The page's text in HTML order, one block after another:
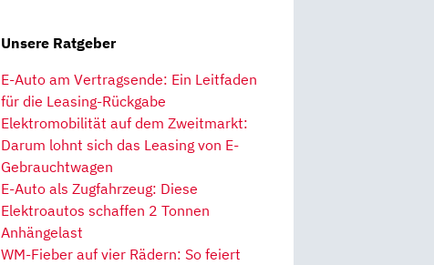
Unsere Ratgeber
E-Auto am Vertragsende: Ein Leitfaden
für die Leasing-Rückgabe
Elektromobilität auf dem Zweitmarkt:
Darum lohnt sich das Leasing von E-
Gebrauchtwagen
E-Auto als Zugfahrzeug: Diese
Elektroautos schaffen 2 Tonnen
Anhängelast
WM-Fieber auf vier Rädern: So feiert